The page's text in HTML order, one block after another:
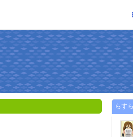
らす